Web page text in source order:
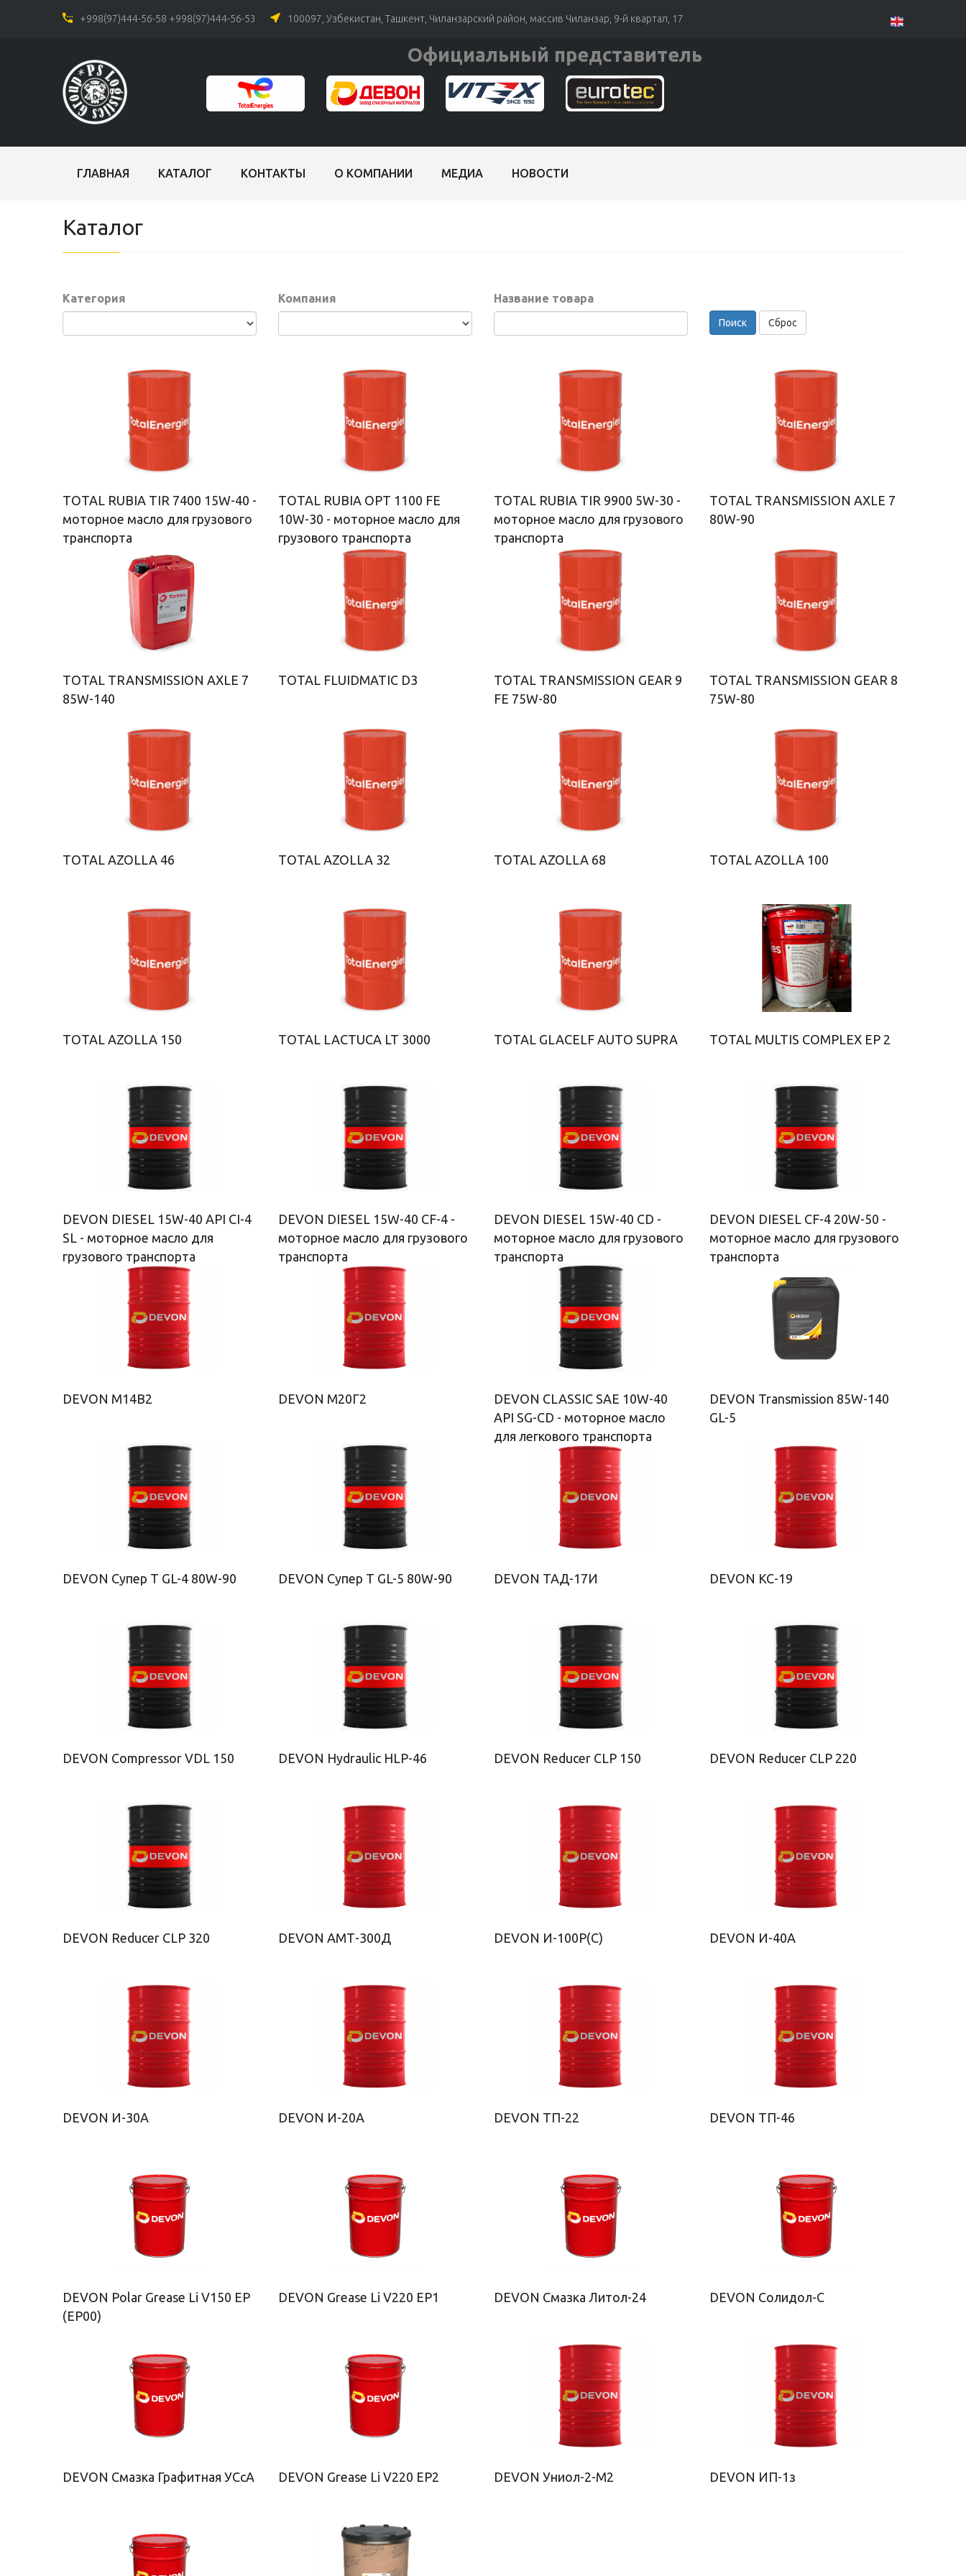
+998(97)444-56-58 +998(97)444-56-53 100097, Узбекистан, Ташкент, Чиланзарский район, массив Чиланзар, 9-й квартал, 17
Официальный представитель
ГЛАВНАЯ КАТАЛОГ КОНТАКТЫ О КОМПАНИИ МЕДИА НОВОСТИ
Каталог
Категория Компания Название товара
Поиск Сброс
TOTAL RUBIA TIR 7400 15W-40 -
моторное масло для грузового
транспорта
TOTAL RUBIA OPT 1100 FE
10W-30 - моторное масло для
грузового транспорта
TOTAL RUBIA TIR 9900 5W-30 -
моторное масло для грузового
транспорта
TOTAL TRANSMISSION AXLE 7
80W-90
TOTAL TRANSMISSION AXLE 7
85W-140
TOTAL FLUIDMATIC D3
TOTAL TRANSMISSION GEAR 9
FE 75W-80
TOTAL TRANSMISSION GEAR 8
75W-80
TOTAL AZOLLA 46 TOTAL AZOLLA 32 TOTAL AZOLLA 68 TOTAL AZOLLA 100
TOTAL AZOLLA 150 TOTAL LACTUCA LT 3000 TOTAL GLACELF AUTO SUPRA TOTAL MULTIS COMPLEX EP 2
DEVON DIESEL 15W-40 API CI-4
SL - моторное масло для
грузового транспорта
DEVON DIESEL 15W-40 CF-4 -
моторное масло для грузового
транспорта
DEVON DIESEL 15W-40 CD -
моторное масло для грузового
транспорта
DEVON DIESEL CF-4 20W-50 -
моторное масло для грузового
транспорта
DEVON M14B2 DEVON М20Г2
DEVON CLASSIC SAE 10W-40
API SG-CD - моторное масло
для легкового транспорта
DEVON Transmission 85W-140
GL-5
DEVON Супер Т GL-4 80W-90 DEVON Супер Т GL-5 80W-90 DEVON ТАД-17И DEVON КС-19
DEVON Compressor VDL 150 DEVON Hydraulic HLP-46 DEVON Reducer CLP 150 DEVON Reducer CLP 220
DEVON Reducer CLP 320 DEVON АМТ-300Д DEVON И-100Р(С) DEVON И-40А
DEVON И-30А DEVON И-20А DEVON ТП-22 DEVON ТП-46
DEVON Polar Grease Li V150 EP
(EP00)
DEVON Grease Li V220 EP1 DEVON Смазка Литол-24 DEVON Солидол-С
DEVON Смазка Графитная УСсА DEVON Grease Li V220 EP2 DEVON Униол-2-М2 DEVON ИП-1з